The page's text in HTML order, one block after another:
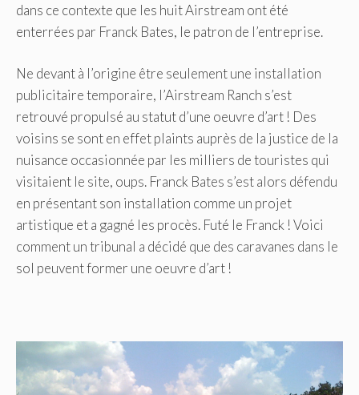
dans ce contexte que les huit Airstream ont été
enterrées par Franck Bates, le patron de l’entreprise.
Ne devant à l’origine être seulement une installation
publicitaire temporaire, l’Airstream Ranch s’est
retrouvé propulsé au statut d’une oeuvre d’art ! Des
voisins se sont en effet plaints auprès de la justice de la
nuisance occasionnée par les milliers de touristes qui
visitaient le site, oups. Franck Bates s’est alors défendu
en présentant son installation comme un projet
artistique et a gagné les procès. Futé le Franck ! Voici
comment un tribunal a décidé que des caravanes dans le
sol peuvent former une oeuvre d’art !